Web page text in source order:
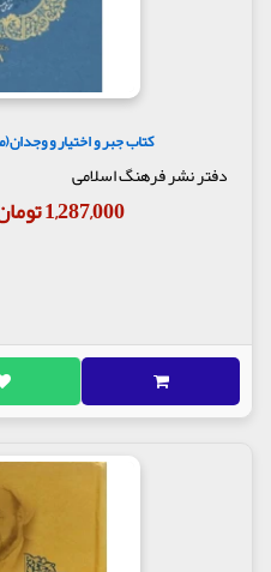
کتاب جبر و اختیار و
دفتر نشر فرهنگ اسلامی
1,287,000 تومان